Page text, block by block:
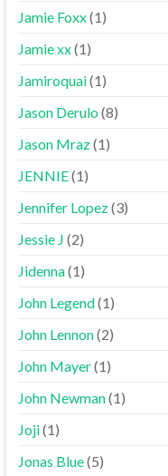
Jamie Foxx(1)
Jamie xx(1)
Jamiroquai(1)
Jason Derulo(8)
Jason Mraz(1)
JENNIE(1)
Jennifer Lopez(3)
Jessie J (2)
Jidenna(1)
John Legend(1)
John Lennon(2)
John Mayer(1)
John Newman(1)
Joji(1)
Jonas Blue(5)